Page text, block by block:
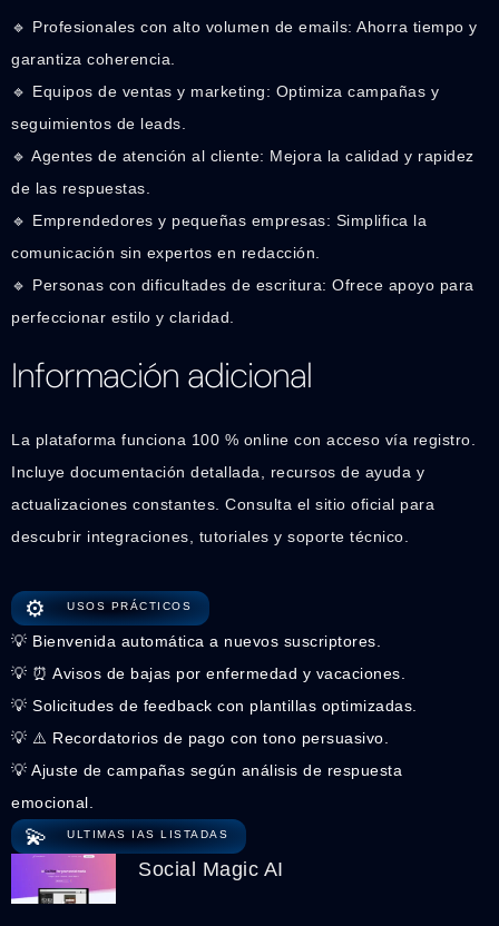
🔹 Profesionales con alto volumen de emails: Ahorra tiempo y
garantiza coherencia.
🔹 Equipos de ventas y marketing: Optimiza campañas y
seguimientos de leads.
🔹 Agentes de atención al cliente: Mejora la calidad y rapidez
de las respuestas.
🔹 Emprendedores y pequeñas empresas: Simplifica la
comunicación sin expertos en redacción.
🔹 Personas con dificultades de escritura: Ofrece apoyo para
perfeccionar estilo y claridad.
Información adicional
La plataforma funciona 100 % online con acceso vía registro.
Incluye documentación detallada, recursos de ayuda y
actualizaciones constantes. Consulta el sitio oficial para
descubrir integraciones, tutoriales y soporte técnico.
⚙️ USOS PRÁCTICOS
💡 Bienvenida automática a nuevos suscriptores.
💡 ⏰ Avisos de bajas por enfermedad y vacaciones.
💡 Solicitudes de feedback con plantillas optimizadas.
💡 ⚠️ Recordatorios de pago con tono persuasivo.
💡 Ajuste de campañas según análisis de respuesta
emocional.
💫 ULTIMAS IAS LISTADAS
Social Magic AI